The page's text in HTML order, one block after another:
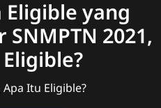
Eligible yang
2021,
Apa Itu Eligible?